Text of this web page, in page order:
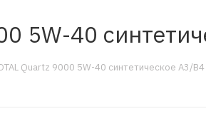
5W-40
Quartz 9000 5W-40 синтетическое A3/B4